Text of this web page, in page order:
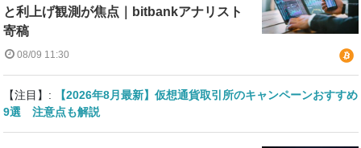
と利上げ観測が焦点｜bitbankアナリスト
寄稿
08/09 11:30
【注目】:
【2026年8月最新】仮想通貨取引所のキャンペーンおすすめ
9選 注意点も解説